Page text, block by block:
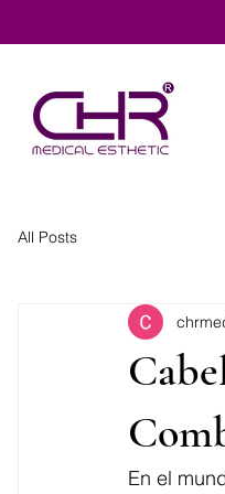
All Posts
En el